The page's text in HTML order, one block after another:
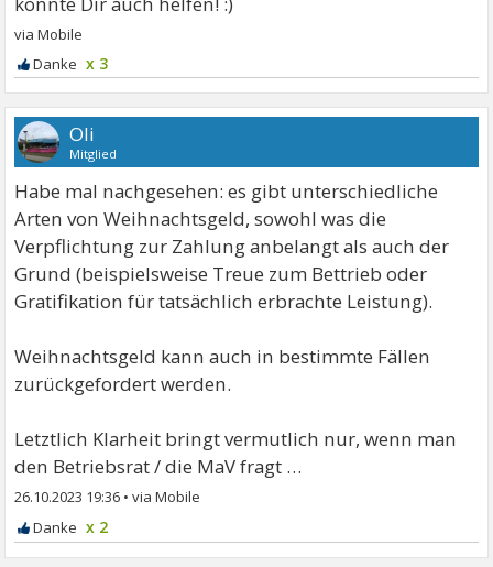
x 3
Oli
Mitglied
Habe mal nachgesehen: es gibt unterschiedliche
Arten von Weihnachtsgeld, sowohl was die
Verpflichtung zur Zahlung anbelangt als auch der
Grund (beispielsweise Treue zum Bettrieb oder
Gratifikation für tatsächlich erbrachte Leistung).
Weihnachtsgeld kann auch in bestimmte Fällen
zurückgefordert werden.
Letztlich Klarheit bringt vermutlich nur, wenn man
den Betriebsrat / die MaV fragt …
26.10.2023 19:36 •
x 2